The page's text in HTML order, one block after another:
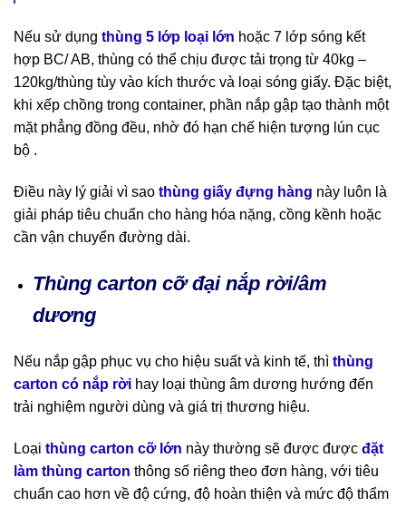
Nếu sử dụng thùng 5 lớp loại lớn hoặc 7 lớp sóng kết
hợp BC/ AB, thùng có thể chịu được tải trọng từ 40kg –
120kg/thùng tùy vào kích thước và loại sóng giấy. Đặc biệt,
khi xếp chồng trong container, phần nắp gập tạo thành một
mặt phẳng đồng đều, nhờ đó hạn chế hiện tượng lún cục
bộ .
Điều này lý giải vì sao thùng giấy đựng hàng này luôn là
giải pháp tiêu chuẩn cho hàng hóa nặng, cồng kềnh hoặc
cần vận chuyển đường dài.
Thùng carton cỡ đại nắp rời/âm
dương
Nếu nắp gập phục vụ cho hiệu suất và kinh tế, thì thùng
carton có nắp rời hay loại thùng âm dương hướng đến
trải nghiệm người dùng và giá trị thương hiệu.
Loại thùng carton cỡ lớn này thường sẽ được được đặt
làm thùng carton thông số riêng theo đơn hàng, với tiêu
chuẩn cao hơn về độ cứng, độ hoàn thiện và mức độ thẩm